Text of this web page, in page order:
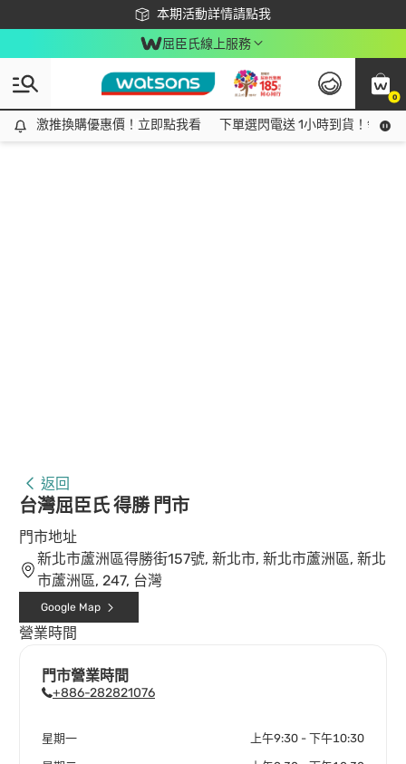
本期活動詳情請點我
下載app最高回饋$350
屈臣氏線上服務
0
激推換購優惠價！立即點我看
激推換購優惠價！立即點我看 下單選閃電送 1小時到貨！領神
返回
台灣屈臣氏 得勝 門市
門市地址
新北市蘆洲區得勝街157號, 新北市, 新北市蘆洲區, 新北
市蘆洲區, 247, 台灣
Google Map
營業時間
門市營業時間
+886-282821076
星期一 上午9:30 - 下午10:30